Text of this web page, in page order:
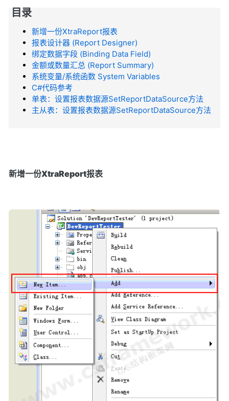
目录
新增一份XtraReport报表
报表设计器 (Report Designer)
绑定数据字段 (Binding Data Field)
金额或数量汇总 (Report Summary)
系统变量/系统函数 System Variables
C#代码参考
单表：设置报表数据源SetReportDataSource方法
主从表：设置报表数据源SetReportDataSource方法
新增一份XtraReport报表